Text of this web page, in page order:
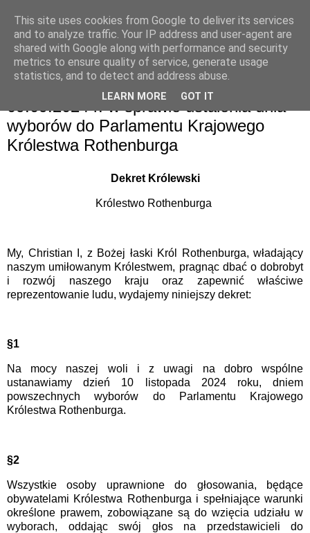
9 września 2024
DEKRET KRÓLEWSKI z dnia
09.09.2024 r. w sprawie ustalenia dnia
wyborów do Parlamentu Krajowego
Królestwa Rothenburga
Dekret Królewski
Królestwo Rothenburga
My, Christian I, z Bożej łaski Król Rothenburga, władający
naszym umiłowanym Królestwem, pragnąc dbać o dobrobyt
i rozwój naszego kraju oraz zapewnić właściwe
reprezentowanie ludu, wydajemy niniejszy dekret:
§1
Na mocy naszej woli i z uwagi na dobro wspólne
ustanawiamy dzień 10 listopada 2024 roku, dniem
powszechnych wyborów do Parlamentu Krajowego
Królestwa Rothenburga.
§2
Wszystkie osoby uprawnione do głosowania, będące
obywatelami Królestwa Rothenburga i spełniające warunki
określone prawem, zobowiązane są do wzięcia udziału w
wyborach, oddając swój głos na przedstawicieli do
This site uses cookies from Google to deliver its services
and to analyze traffic. Your IP address and user-agent are
shared with Google along with performance and security
metrics to ensure quality of service, generate usage
statistics, and to detect and address abuse.
LEARN MORE GOT IT